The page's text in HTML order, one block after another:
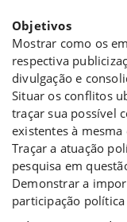
Objetivos
Mostrar como os
respectiva
divulgação e
Situar os conflitos
traçar sua possível
existentes à mesma
Traçar a atuação
pesquisa em
Demonstrar a
participação